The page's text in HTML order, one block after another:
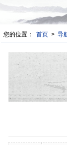
您的位置： 首页 > 导